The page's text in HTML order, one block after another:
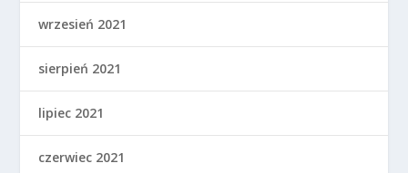
wrzesień 2021
sierpień 2021
lipiec 2021
czerwiec 2021